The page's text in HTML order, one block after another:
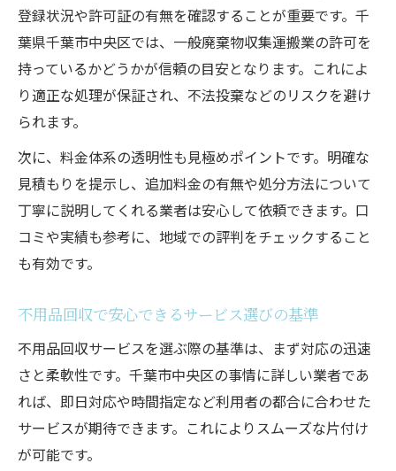
登録状況や許可証の有無を確認することが重要です。千
葉県千葉市中央区では、一般廃棄物収集運搬業の許可を
持っているかどうかが信頼の目安となります。これによ
り適正な処理が保証され、不法投棄などのリスクを避け
られます。
次に、料金体系の透明性も見極めポイントです。明確な
見積もりを提示し、追加料金の有無や処分方法について
丁寧に説明してくれる業者は安心して依頼できます。口
コミや実績も参考に、地域での評判をチェックすること
も有効です。
不用品回収で安心できるサービス選びの基準
不用品回収サービスを選ぶ際の基準は、まず対応の迅速
さと柔軟性です。千葉市中央区の事情に詳しい業者であ
れば、即日対応や時間指定など利用者の都合に合わせた
サービスが期待できます。これによりスムーズな片付け
が可能です。